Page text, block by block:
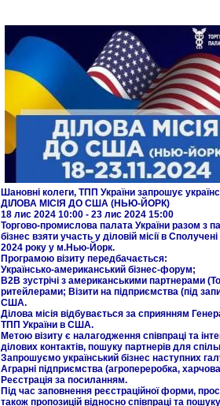
Шановні колеги, ТПП України запрошує
ДІЛОВА МІСІЯ ДО США (НЬЮ-ЙОРК)
18 лис 2024 10:00 - 23 лис 2024 15:00
Торгово-промислова палата України разом з
бізнес взяти участь у діловій місії в
2024 року у м.Нью-Йорк.
Програмою візиту передбачається:
Українсько-американський бізнес-форум;
В2В зустрічі з американськими партнерами
ритейлерами; Візити на підприємства (під
США.
Ділова місія відбувається за сприянням
ТПП України в США.
Метою візиту є налагодження співпраці та
ділових контактів, пошуку партнерів для
Запрошуємо український бізнес наступних
Аграрні підприємства (агропереробка,
Реєстрація за посиланням.
Під час заповнення реєстраційної форми,
також пропозицій відносно співпраці та